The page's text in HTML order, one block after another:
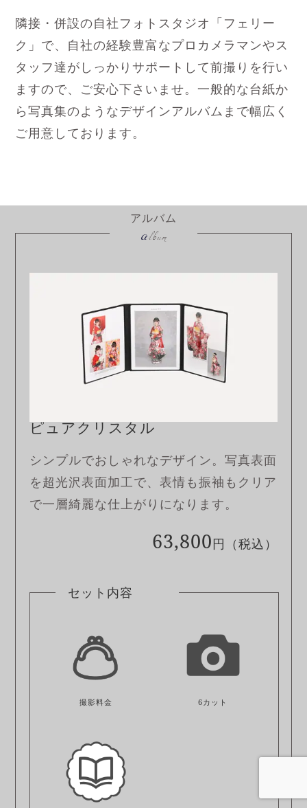
隣接・併設の自社フォトスタジオ「フェリー
ク」で、自社の経験豊富なプロカメラマンやス
タッフ達がしっかりサポートして前撮りを行い
ますので、ご安心下さいませ。一般的な台紙か
ら写真集のようなデザインアルバムまで幅広く
ご用意しております。
アルバム
album
ピュアクリスタル
シンプルでおしゃれなデザイン。写真表面
を超光沢表面加工で、表情も振袖もクリア
で一層綺麗な仕上がりになります。
63,800円（税込）
セット内容
撮影料金 6カット